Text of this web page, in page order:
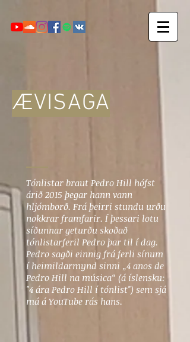
ÆVISAGA
Tónlistar braut Pedro Hill hófst
árið 2015 þegar hann vann
hljómborð. Frá þeirri stundu urðu
nokkrar framfarir. Í þessari lotu
síðunnar geturðu skoðað
tónlistarferil Pedro þar til í dag.
Pedro sagði einnig frá ferli sínum
í heimildarmynd sinni „4 anos de
Pedro Hill na música“ (á íslensku:
"4 ára Pedro Hill í tónlist") sem sjá
má á YouTube rás hans.